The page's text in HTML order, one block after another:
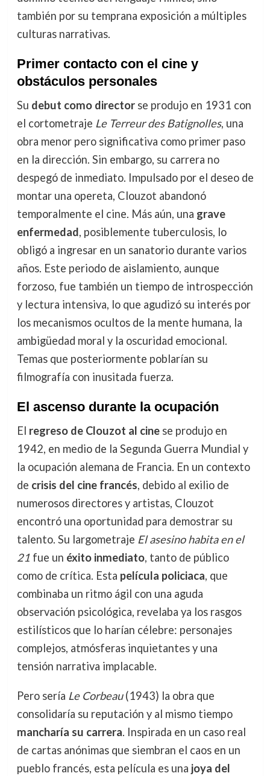
también por su temprana exposición a múltiples
culturas narrativas.
Primer contacto con el cine y
obstáculos personales
Su debut como directorse produjo en 1931 con
el cortometraje Le Terreur des Batignolles, una
obra menor pero significativa como primer paso
en la dirección. Sin embargo, su carrera no
despegó de inmediato. Impulsado por el deseo de
montar una opereta, Clouzot abandonó
temporalmente el cine. Más aún, una grave
enfermedad, posiblemente tuberculosis, lo
obligó a ingresar en un sanatorio durante varios
años. Este periodo de aislamiento, aunque
forzoso, fue también un tiempo de introspección
y lectura intensiva, lo que agudizó su interés por
los mecanismos ocultos de la mente humana, la
ambigüedad moral y la oscuridad emocional.
Temas que posteriormente poblarían su
filmografía con inusitada fuerza.
El ascenso durante la ocupación
El regreso de Clouzot al cinese produjo en
1942, en medio de la Segunda Guerra Mundial y
la ocupación alemana de Francia. En un contexto
de crisis del cine francés, debido al exilio de
numerosos directores y artistas, Clouzot
encontró una oportunidad para demostrar su
talento. Su largometraje El asesino habita en el
21fue un éxito inmediato, tanto de público
como de crítica. Esta película policiaca, que
combinaba un ritmo ágil con una aguda
observación psicológica, revelaba ya los rasgos
estilísticos que lo harían célebre: personajes
complejos, atmósferas inquietantes y una
tensión narrativa implacable.
Pero sería Le Corbeau(1943) la obra que
consolidaría su reputación y al mismo tiempo
mancharía su carrera. Inspirada en un caso real
de cartas anónimas que siembran el caos en un
pueblo francés, esta película es una joya del